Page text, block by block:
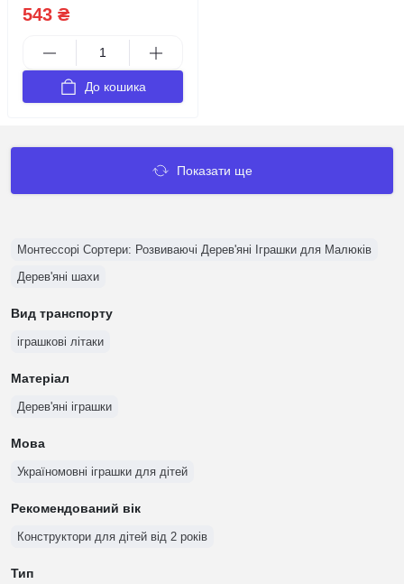
543 ₴
До кошика
Показати ще
Монтессорі Сортери: Розвиваючі Дерев'яні Іграшки для Малюків
Дерев'яні шахи
Вид транспорту
іграшкові літаки
Матеріал
Дерев'яні іграшки
Мова
Україномовні іграшки для дітей
Рекомендований вік
Конструктори для дітей від 2 років
Тип